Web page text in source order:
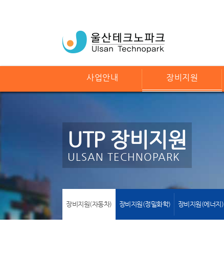
사업안내 장비지원
UTP 장비지원
ULSAN TECHNOPARK
장비지원(자동차) 장비지원(정밀화학) 장비지원(에너지)